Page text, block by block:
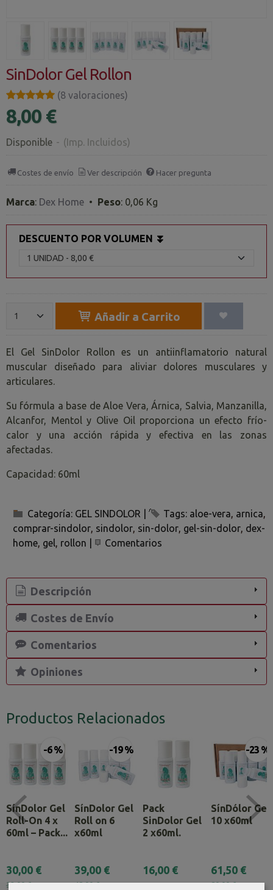
SinDolor Gel Rollon
★★★★★
★★★★★ (8 valoraciones)
8,00 €
Disponible - (Imp. Incluidos)
Costes de envío Ver descripción Hacer pregunta
Marca: Dex Home • Peso: 0,06 Kg
DESCUENTO POR VOLUMEN ⏬
Añadir a Carrito
El Gel SinDolor Rollon es un antiinflamatorio natural
muscular diseñado para aliviar dolores musculares y
articulares.
Su fórmula a base de Aloe Vera, Árnica, Salvia, Manzanilla,
Alcanfor, Mentol y Olive Oil proporciona un efecto frío-
calor y una acción rápida y efectiva en las zonas
afectadas.
Capacidad: 60ml
Categoría: GEL SINDOLOR Tags: aloe-vera arnica
comprar-sindolor sindolor sin-dolor gel-sin-dolor dex-
home gel rollon Comentarios
Descripción
Costes de Envío
Comentarios
Opiniones
Productos Relacionados
-6 %
SínDolor Gel
Roll-On 4 x
60ml – Pack...
30,00 €
32,00 €
-19 %
SínDolor Gel
Roll on 6
x60ml
39,00 €
48,00 €
Pack
SinDolor Gel
2 x60ml.
16,00 €
-23 %
SínDólor Gel
10 x60ml
61,50 €
80,00 €